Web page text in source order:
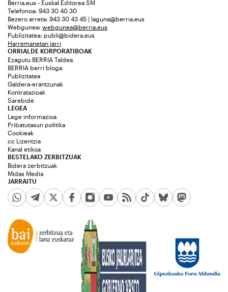
Berria.eus - Euskal Editorea SM
Telefonoa: 943 30 40 30
Bezero arreta: 943 30 43 45 | laguna@berria.eus
Webgunea: webgunea@berria.eus
Publizitatea: publi@bidera.eus
Harremanetan jarri
ORRIALDE KORPORATIBOAK
Ezagutu BERRIA Taldea
BERRIA berri bloga
Publizitatea
Galdera-erantzunak
Kontratazioak
Sarebide
JARRAITU
LEGEA
Lege informazioa
Pribatutasun politika
Cookieak
cc Lizentzia
Kanal etikoa
BESTELAKO ZERBITZUAK
Bidera zerbitzuak
Midas Media